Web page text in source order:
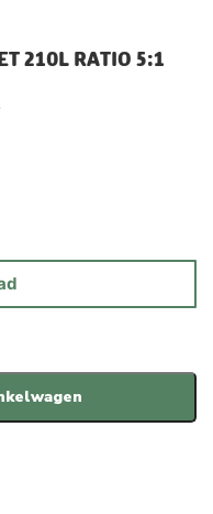
210L RATIO 5:1